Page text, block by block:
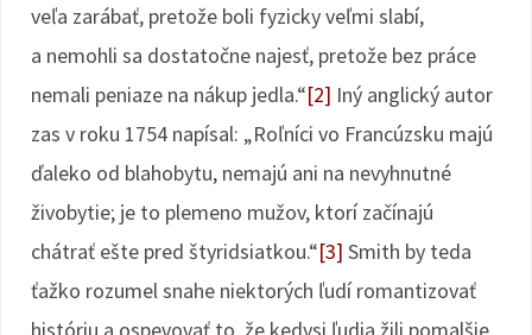
veľa zarábať, pretože boli fyzicky veľmi slabí,
a nemohli sa dostatočne najesť, pretože bez práce
nemali peniaze na nákup jedla.“[2] Iný anglický autor
zas v roku 1754 napísal: „Roľníci vo Francúzsku majú
ďaleko od blahobytu, nemajú ani na nevyhnutné
živobytie; je to plemeno mužov, ktorí začínajú
chátrať ešte pred štyridsiatkou.“[3] Smith by teda
ťažko rozumel snahe niektorých ľudí romantizovať
históriu a ospevovať to, že kedysi ľudia žili pomalšie